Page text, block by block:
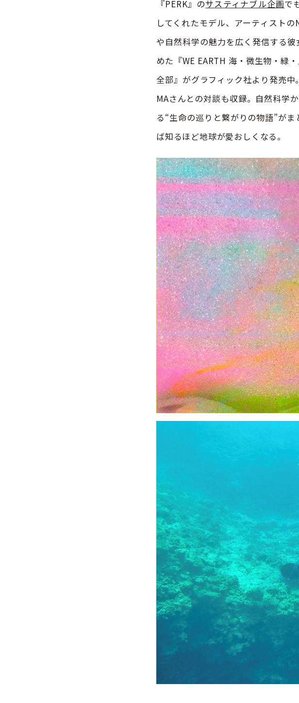
『PERK』のサスティナブル企画で
してくれたモデル、アーティスト
や自然科学の魅力を広く発信する
めた『WE EARTH 海・微生物・緑
全部』がグラフィック社より発売
MAさんとの対談も収録。自然科学
る“生命の巡りと繋がりの物語”が
ば知るほど地球が愛おしくなる。